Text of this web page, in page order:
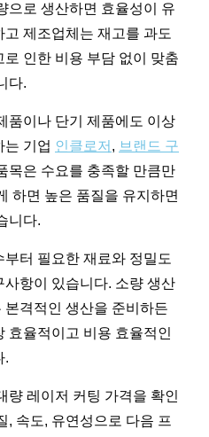
으로 생산하면 효율성이 유
제조업체는 재고를 과도
인한 비용 부담 없이 맞춤
다.
품이나 단기 제품에도 이상
는 기업 인클로저 , 브랜드 구
목은 수요를 충족할 만큼만
하면 높은 품질을 유지하면
니다.
터 필요한 재료와 정밀도
항이 있습니다. 소량 생산
격적인 생산을 준비하든
효율적이고 비용 효율적인
.
량 레이저 커팅 가격을 확인
, 속도, 유연성으로 다음 프